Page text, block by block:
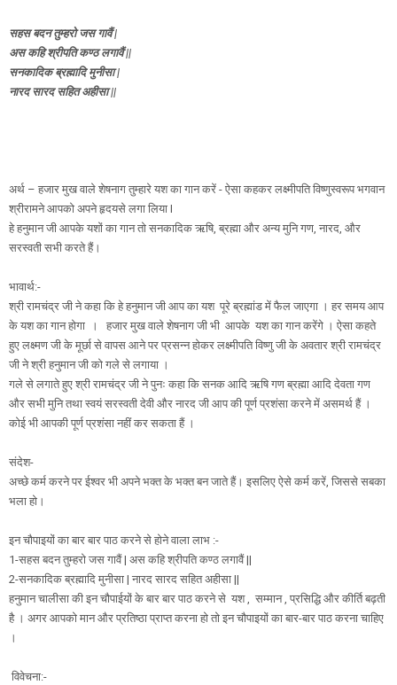
सहस बदन तुम्हरो जस गावैं |
अस कहि श्रीपति कण्ठ लगावैं ||
सनकादिक ब्रह्मादि मुनीसा |
नारद सारद सहित अहीसा ||
अर्थ – हजार मुख वाले शेषनाग तुम्हारे यश का गान करें - ऐसा कहकर लक्ष्मीपति विष्णुस्वरूप भगवान
श्रीरामने आपको अपने हृदयसे लगा लिया I
हे हनुमान जी आपके यशों का गान तो सनकादिक ऋषि, ब्रह्मा और अन्य मुनि गण, नारद, और
सरस्वती सभी करते हैं।
भावार्थ:-
श्री रामचंद्र जी ने कहा कि हे हनुमान जी आप का यश पूरे ब्रह्मांड में फैल जाएगा । हर समय आप
के यश का गान होगा । हजार मुख वाले शेषनाग जी भी आपके यश का गान करेंगे । ऐसा कहते
हुए लक्ष्मण जी के मूर्छा से वापस आने पर प्रसन्न होकर लक्ष्मीपति विष्णु जी के अवतार श्री रामचंद्र
जी ने श्री हनुमान जी को गले से लगाया ।
गले से लगाते हुए श्री रामचंद्र जी ने पुनः कहा कि सनक आदि ऋषि गण ब्रह्मा आदि देवता गण
और सभी मुनि तथा स्वयं सरस्वती देवी और नारद जी आप की पूर्ण प्रशंसा करने में असमर्थ हैं ।
कोई भी आपकी पूर्ण प्रशंसा नहीं कर सकता हैं ।
संदेश-
अच्छे कर्म करने पर ईश्वर भी अपने भक्त के भक्त बन जाते हैं। इसलिए ऐसे कर्म करें, जिससे सबका
भला हो।
इन चौपाइयों का बार बार पाठ करने से होने वाला लाभ :-
1-सहस बदन तुम्हरो जस गावैं | अस कहि श्रीपति कण्ठ लगावैं ||
2-सनकादिक ब्रह्मादि मुनीसा | नारद सारद सहित अहीसा ||
हनुमान चालीसा की इन चौपाईयों के बार बार पाठ करने से यश , सम्मान , प्रसिद्धि और कीर्ति बढ़ती
है । अगर आपको मान और प्रतिष्ठा प्राप्त करना हो तो इन चौपाइयों का बार-बार पाठ करना चाहिए
।
विवेचना:-